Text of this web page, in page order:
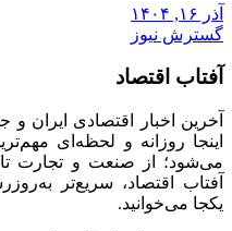
آذر ۱۶, ۱۴۰۴
گسترش نیوز
آفتاب اقتصاد
آخرین اخبار اقتصادی ایران و
اینجا روزانه و لحظه‌ای
می‌شود؛ از صنعت و تجارت
آفتاب اقتصاد، سریع‌تر
یکجا می‌خوانید.